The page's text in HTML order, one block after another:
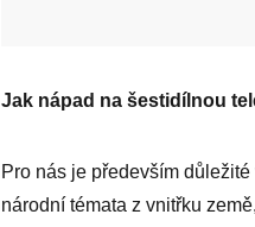
Jak nápad na šestidílnou
Pro nás je především
národní témata z vnitřku